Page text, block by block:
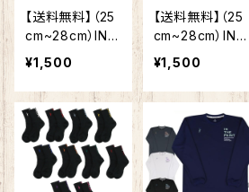
【送料無料】（25
cm~28cm）IN
THE PAINT イ
ンザペイント IT
P19332W ソッ
クス バスケ 靴
下 バッソク ス
ポーツ 大人気の
インザペイント
新デザイン バ
¥1,500
【送料無料】（25
cm~28cm）IN
THE PAINT イ
ンザペイント IT
P19332B ソック
ス バスケ 靴下
バッソク スポ
ーツ 大人気のイ
ンザペイント
新デザイン バ
¥1,500